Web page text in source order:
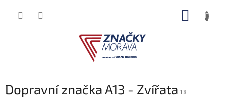
Dopravní značka A13 - Zvířata 18